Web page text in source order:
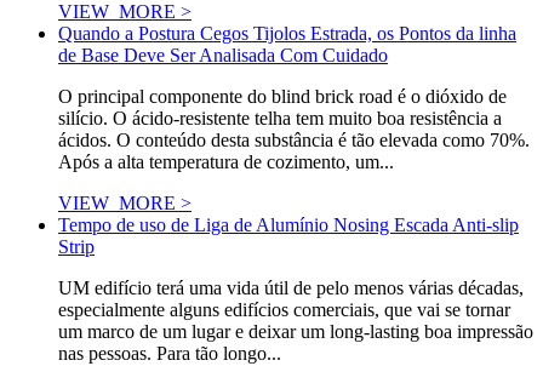
VIEW_MORE >
Quando a Postura Cegos Tijolos Estrada, os Pontos da linha
de Base Deve Ser Analisada Com Cuidado
O principal componente do blind brick road é o dióxido de
silício. O ácido-resistente telha tem muito boa resistência a
ácidos. O conteúdo desta substância é tão elevada como 70%.
Após a alta temperatura de cozimento, um...
VIEW_MORE >
Tempo de uso de Liga de Alumínio Nosing Escada Anti-slip
Strip
UM edifício terá uma vida útil de pelo menos várias décadas,
especialmente alguns edifícios comerciais, que vai se tornar
um marco de um lugar e deixar um long-lasting boa impressão
nas pessoas. Para tão longo...